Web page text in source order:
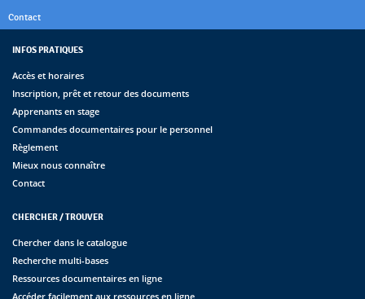
Contact
INFOS PRATIQUES
Accès et horaires
Inscription, prêt et retour des documents
Apprenants en stage
Commandes documentaires pour le personnel
Règlement
Mieux nous connaître
Contact
CHERCHER / TROUVER
Chercher dans le catalogue
Recherche multi-bases
Ressources documentaires en ligne
Accéder facilement aux ressources en ligne